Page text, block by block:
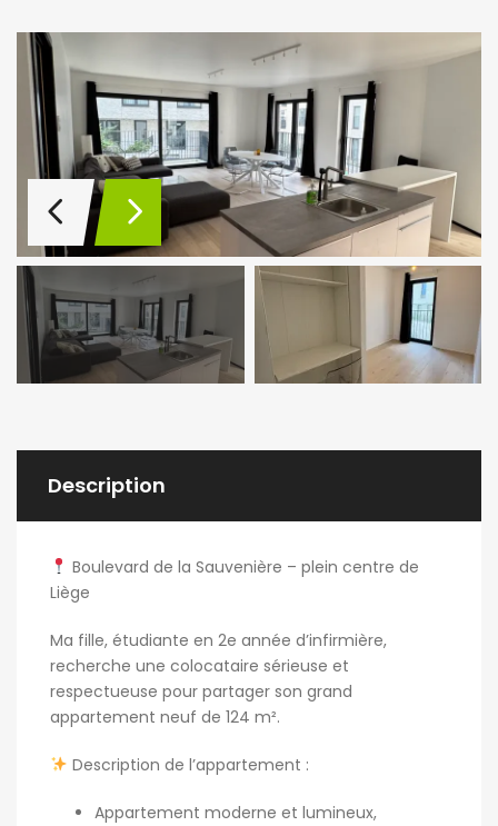
Description
Boulevard de la Sauvenière – plein centre de
Liège
Ma fille, étudiante en 2e année d’infirmière,
recherche une colocataire sérieuse et
respectueuse pour partager son grand
appartement neuf de 124 m².
Description de l’appartement :
Appartement moderne et lumineux,